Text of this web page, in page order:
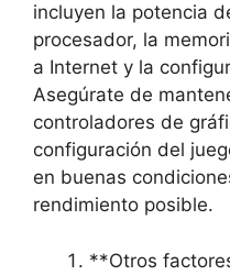
incluyen la potencia
procesador, la
a Internet y la
Asegúrate de
controladores de
configuración del
en buenas
rendimiento posible.
**Otros